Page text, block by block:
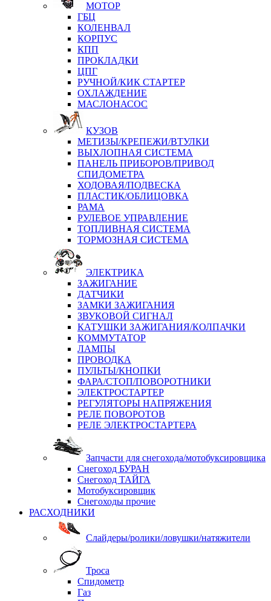
МОТОР
ГБЦ
КОЛЕНВАЛ
КОРПУС
КПП
ПРОКЛАДКИ
ЦПГ
РУЧНОЙ/КИК СТАРТЕР
ОХЛАЖДЕНИЕ
МАСЛОНАСОС
КУЗОВ
МЕТИЗЫ/КРЕПЕЖИ/ВТУЛКИ
ВЫХЛОПНАЯ СИСТЕМА
ПАНЕЛЬ ПРИБОРОВ/ПРИВОД
СПИДОМЕТРА
ХОДОВАЯ/ПОДВЕСКА
ПЛАСТИК/ОБЛИЦОВКА
РАМА
РУЛЕВОЕ УПРАВЛЕНИЕ
ТОПЛИВНАЯ СИСТЕМА
ТОРМОЗНАЯ СИСТЕМА
ЭЛЕКТРИКА
ЗАЖИГАНИЕ
ДАТЧИКИ
ЗАМКИ ЗАЖИГАНИЯ
ЗВУКОВОЙ СИГНАЛ
КАТУШКИ ЗАЖИГАНИЯ/КОЛПАЧКИ
КОММУТАТОР
ЛАМПЫ
ПРОВОДКА
ПУЛЬТЫ/КНОПКИ
ФАРА/СТОП/ПОВОРОТНИКИ
ЭЛЕКТРОСТАРТЕР
РЕГУЛЯТОРЫ НАПРЯЖЕНИЯ
РЕЛЕ ПОВОРОТОВ
РЕЛЕ ЭЛЕКТРОСТАРТЕРА
Запчасти для снегохода/мотобуксировщика
Снегоход БУРАН
Снегоход ТАЙГА
Мотобуксировщик
Снегоходы прочие
РАСХОДНИКИ
Слайдеры/ролики/ловушки/натяжители
Троса
Спидометр
Газ